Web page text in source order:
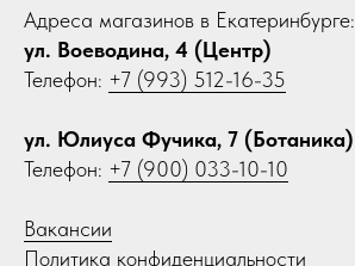
Адреса магазинов в Екатеринбурге:
ул. Воеводина, 4 (Центр)
Телефон: +7 (993) 512-16-35
ул. Юлиуса Фучика, 7 (Ботаника)
Телефон: +7 (900) 033-10-10
Вакансии
Политика конфиденциальности